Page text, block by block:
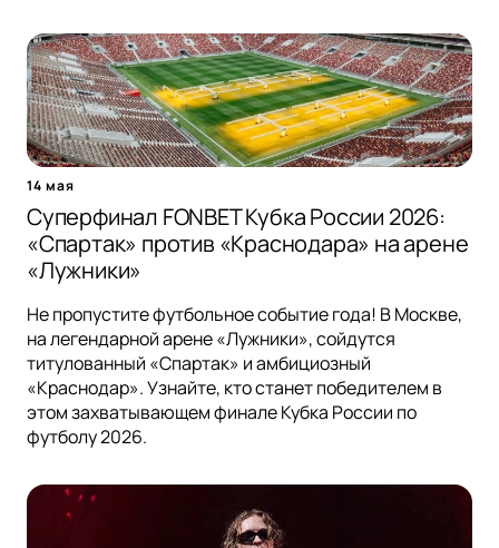
14 мая
Суперфинал FONBET Кубка России 2026:
«Спартак» против «Краснодара» на арене
«Лужники»
Не пропустите футбольное событие года! В Москве,
на легендарной арене «Лужники», сойдутся
титулованный «Спартак» и амбициозный
«Краснодар». Узнайте, кто станет победителем в
этом захватывающем финале Кубка России по
футболу 2026.